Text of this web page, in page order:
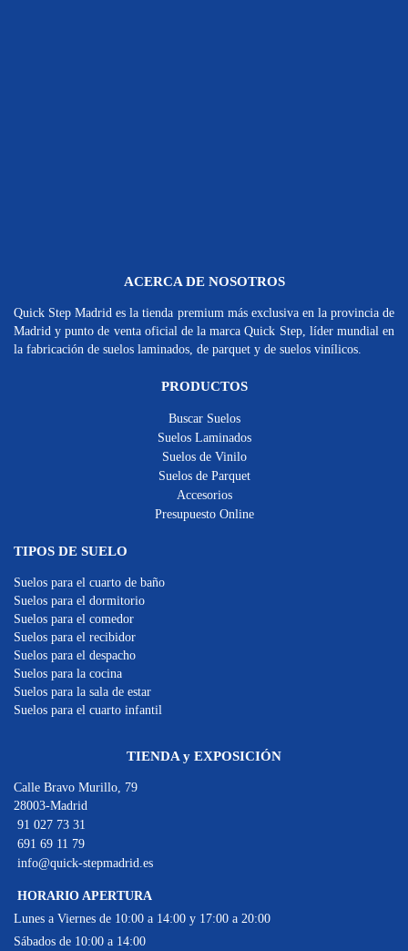
ACERCA DE NOSOTROS
Quick Step Madrid es la tienda premium más exclusiva en la provincia de
Madrid y punto de venta oficial de la marca Quick Step, líder mundial en
la fabricación de suelos laminados, de parquet y de suelos vinílicos.
PRODUCTOS
Buscar Suelos
Suelos Laminados
Suelos de Vinilo
Suelos de Parquet
Accesorios
Presupuesto Online
TIPOS DE SUELO
Suelos para el cuarto de baño
Suelos para el dormitorio
Suelos para el comedor
Suelos para el recibidor
Suelos para el despacho
Suelos para la cocina
Suelos para la sala de estar
Suelos para el cuarto infantil
TIENDA y EXPOSICIÓN
Calle Bravo Murillo, 79
28003-Madrid
91 027 73 31
691 69 11 79
info@quick-stepmadrid.es
HORARIO APERTURA
Lunes a Viernes de 10:00 a 14:00 y 17:00 a 20:00
Sábados de 10:00 a 14:00